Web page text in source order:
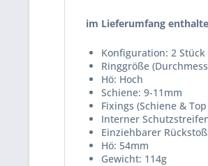
im Lieferumfang
Konfiguration: 2 Stück
Ringgröße
Hö: Hoch
Schiene: 9-11mm
Fixings (Schiene &
Interner
Einziehbarer
Hö: 54mm
Gewicht: 114g